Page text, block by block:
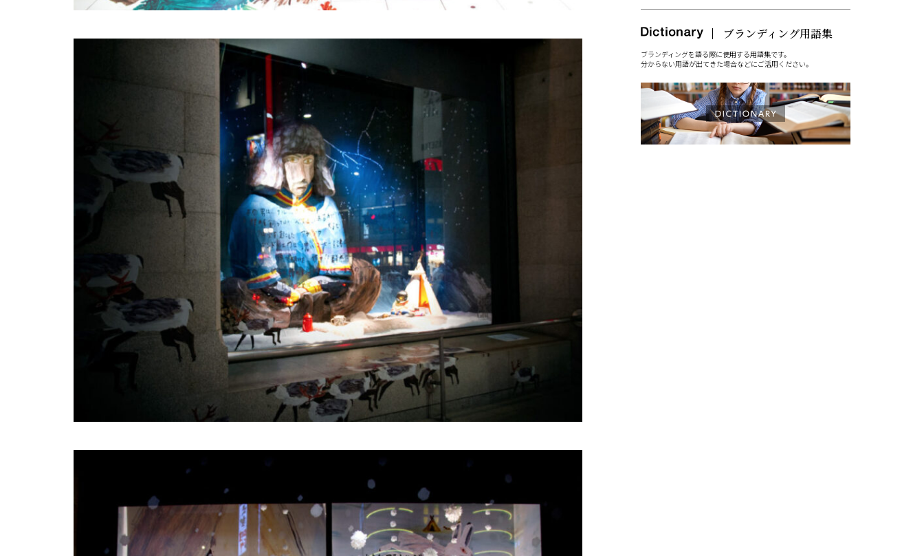
ブランディングを語る際に使用する用語集です。
分からない用語が出てきた場合などにご活用ください。